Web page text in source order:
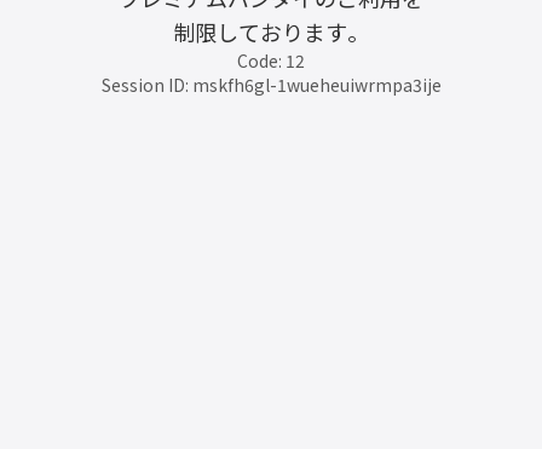
制限しております。
Code: 12
Session ID: mskfh6gl-1wueheuiwrmpa3ije